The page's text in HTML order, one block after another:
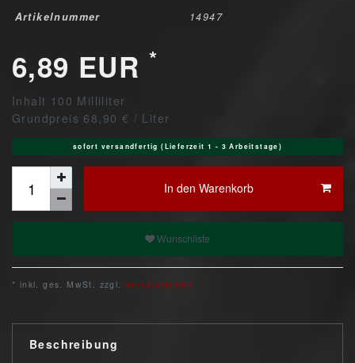
Artikelnummer 14947
6,89 EUR *
Inhalt 100 Milliliter
Grundpreis 68,90 € / Liter
sofort versandfertig (Lieferzeit 1 - 3 Arbeitstage)
In den Warenkorb
Wunschliste
* inkl. ges. MwSt. zzgl. Versandkosten
Beschreibung